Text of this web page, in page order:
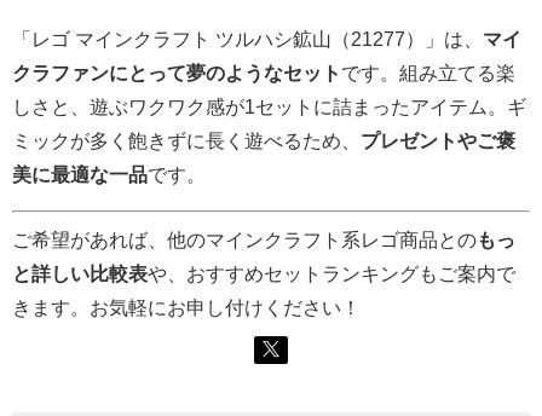
「レゴ マインクラフト ツルハシ鉱山（21277）」は、 マイ
クラファンにとって夢のようなセット です。組み立てる楽
しさと、遊ぶワクワク感が1セットに詰まったアイテム。ギ
ミックが多く飽きずに長く遊べるため、 プレゼントやご褒
美に最適な一品です。
ご希望があれば、他のマインクラフト系レゴ商品とのもっ
と詳しい比較表や、おすすめセットランキングもご案内で
きます。お気軽にお申し付けください！